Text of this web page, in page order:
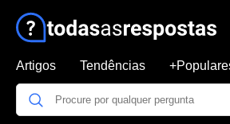
Artigos Tendências